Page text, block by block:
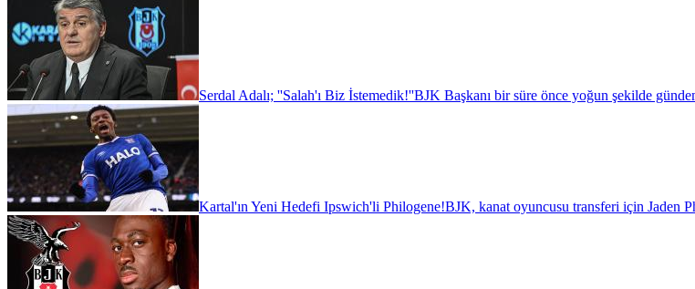
Serdal Adalı; ''Salah'ı Biz İstemedik!''BJK Başkanı bir süre önce yoğun şekilde
Kartal'ın Yeni Hedefi Ipswich'li Philogene!BJK, kanat oyuncusu transferi için Jaden